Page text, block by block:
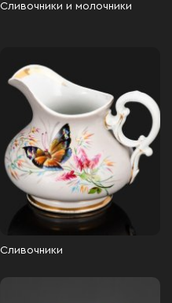
Сливочники и молочники
Сливочники